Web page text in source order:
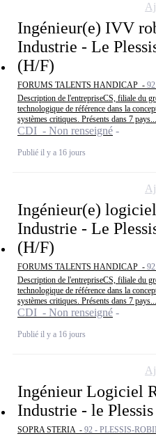
Ingénieur(e) IVV
Industrie - Le
(H/F)
FORUMS TALENTS HANDICAP -
Description de l'entrepriseCS, filiale du
technologique de référence dans la
systèmes critiques. Présents dans 7 pays...
CDI - Non renseigné
Publié il y a 16 jours
Ingénieur(e)
Industrie - Le
(H/F)
FORUMS TALENTS HANDICAP -
Description de l'entrepriseCS, filiale du
technologique de référence dans la
systèmes critiques. Présents dans 7 pays...
CDI - Non renseigné
Publié il y a 16 jours
Ingénieur Logiciel
Industrie - le
SOPRA STERIA - 92 - PLESSIS-